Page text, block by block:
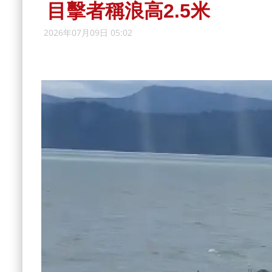
目擊者稱浪高2.5米
2026年07月09日 05:02